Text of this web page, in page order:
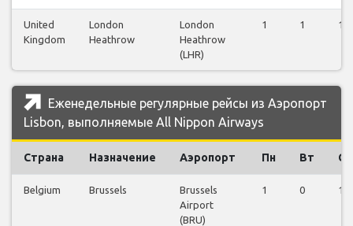
United
Kingdom
London
Heathrow
London
Heathrow
(LHR)
1 1 1
Еженедельные регулярные рейсы из Аэропорт
Lisbon, выполняемые All Nippon Airways
Страна Назначение Аэропорт Пн Вт Ср
Belgium Brussels
Brussels
Airport
(BRU)
1 0 1